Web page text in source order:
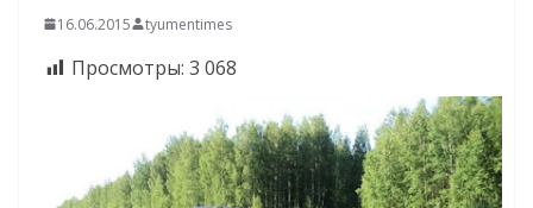
16.06.2015 tyumentimes
Просмотры: 3 068